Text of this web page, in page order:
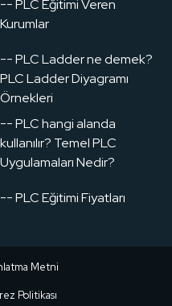
-- PLC Eğitimi Veren
Kurumlar
-- PLC Ladder ne demek?
PLC Ladder Diyagramı
Örnekleri
-- PLC hangi alanda
kullanılır? Temel PLC
Uygulamaları Nedir?
-- PLC Eğitimi Fiyatları
Metni
Politikası